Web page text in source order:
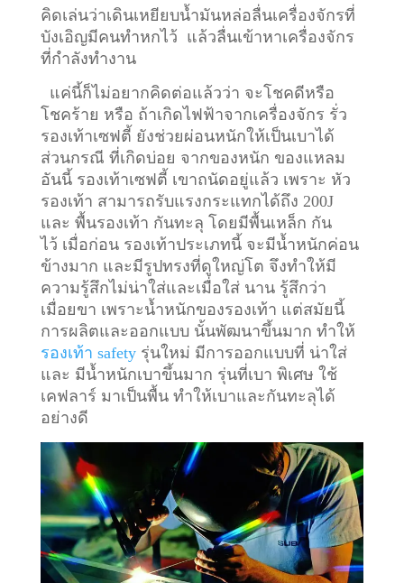
คิดเล่นว่าเดินเหยียบน้ำมันหล่อลื่นเครื่องจักรที่
บังเอิญมีคนทำหกไว้ แล้วลื่นเข้าหาเครื่องจักร
ที่กำลังทำงาน
แค่นี้ก็ไม่อยากคิดต่อแล้วว่า จะโชคดีหรือ
โชคร้าย หรือ ถ้าเกิดไฟฟ้าจากเครื่องจักร รั่ว
รองเท้าเซฟตี้ ยังช่วยผ่อนหนักให้เป็นเบาได้
ส่วนกรณี ที่เกิดบ่อย จากของหนัก ของแหลม
อันนี้ รองเท้าเซฟตี้ เขาถนัดอยู่แล้ว เพราะ หัว
รองเท้า สามารถรับแรงกระแทกได้ถึง 200J
และ พื้นรองเท้า กันทะลุ โดยมีพื้นเหล็ก กัน
ไว้ เมื่อก่อน รองเท้าประเภทนี้ จะมีน้ำหนักค่อน
ข้างมาก และมีรูปทรงที่ดูใหญ่โต จึงทำให้มี
ความรู้สึกไม่น่าใส่และเมื่อใส่ นาน รู้สึกว่า
เมื่อยขา เพราะน้ำหนักของรองเท้า แต่สมัยนี้
การผลิตและออกแบบ นั้นพัฒนาขึ้นมาก ทำให้
รองเท้า safetyรุ่นใหม่ มีการออกแบบที่ น่าใส่
และ มีน้ำหนักเบาขึ้นมาก รุ่นที่เบา พิเศษ ใช้
เคฟลาร์ มาเป็นพื้น ทำให้เบาและกันทะลุได้
อย่างดี